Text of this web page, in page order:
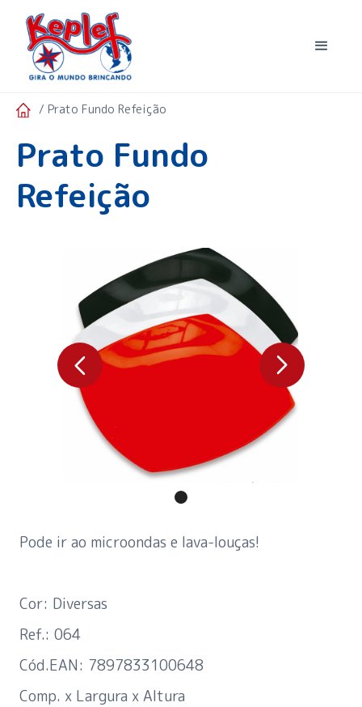
/ Prato Fundo Refeição
Prato Fundo
Refeição
Pode ir ao microondas e lava-louças!
Cor: Diversas
Ref.: 064
Cód.EAN: 7897833100648
Comp. x Largura x Altura